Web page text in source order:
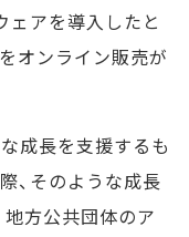
ェアを導入したと
オンライン販売が
成長を支援するも
、そのような成長
方公共団体のア